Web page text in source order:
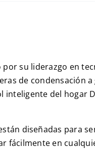
su liderazgo en
de condensación a
inteligente del hogar
diseñadas para
fácilmente en